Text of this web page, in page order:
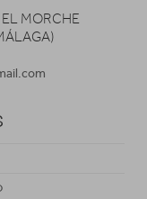
MORCHE